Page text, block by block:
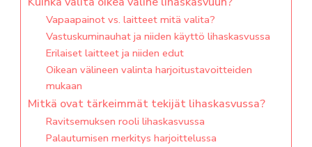
Vapaapainot vs. laitteet mitä valita?
Vastuskuminauhat ja niiden käyttö lihaskasvussa
Erilaiset laitteet ja niiden edut
Oikean välineen valinta harjoitustavoitteiden
mukaan
Mitkä ovat tärkeimmät tekijät lihaskasvussa?
Ravitsemuksen rooli lihaskasvussa
Palautumisen merkitys harjoittelussa